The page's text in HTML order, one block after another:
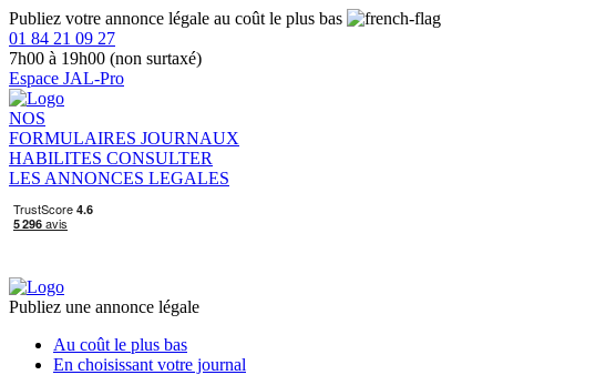
Publiez votre annonce légale au coût le plus bas
01 84 21 09 27
7h00 à 19h00 (non surtaxé)
Espace JAL-Pro
NOS
FORMULAIRES JOURNAUX
HABILITES CONSULTER
LES ANNONCES LEGALES
Publiez une annonce légale
Au coût le plus bas
En choisissant votre journal